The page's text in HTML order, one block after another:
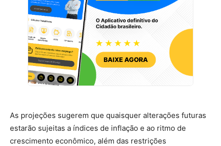
As projeções sugerem que quaisquer alterações futuras
estarão sujeitas a índices de inflação e ao ritmo de
crescimento econômico, além das restrições